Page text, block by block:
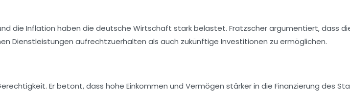
die Inflation haben die deutsche Wirtschaft stark belastet. Fratzscher argumentiert, dass
Dienstleistungen aufrechtzuerhalten als auch zukünftige Investitionen zu ermöglichen.
. Er betont, dass hohe Einkommen und Vermögen stärker in die Finanzierung des